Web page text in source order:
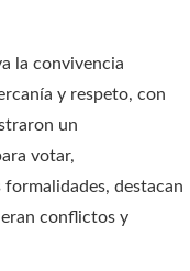
la convivencia
y respeto, con
un
votar,
destacan
conflictos y